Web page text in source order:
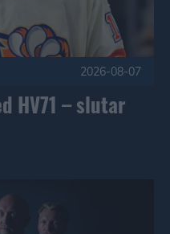
2026-08-07
HV71 – slutar